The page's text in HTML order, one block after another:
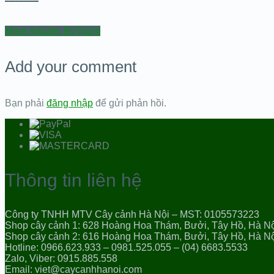
More Articles ByThom
Add your comment
Bạn phải đăng nhập để gửi phản hồi.
Thông tin liên hệ
Công ty TNHH MTV Cây cảnh Hà Nội – MST: 0105573223
Shop cây cảnh 1: 628 Hoàng Hoa Thám, Bưởi, Tây Hồ, Hà
Shop cây cảnh 2: 616 Hoàng Hoa Thám, Bưởi, Tây Hồ, Hà
Hotline: 0966.623.933 – 0981.525.055 – (04) 6683.5533
Zalo, Viber: 0915.885.558
Email: viet@caycanhhanoi.com